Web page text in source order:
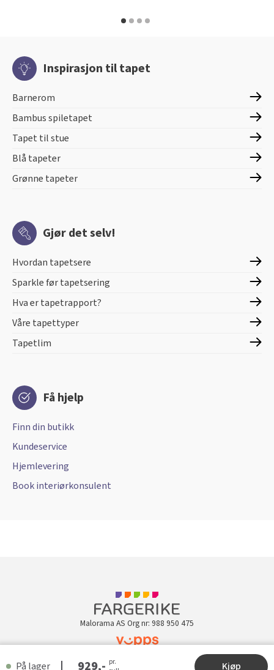
På lager 929,- pr.
Kjøp
Inspirasjon til tapet
Barnerom
Bambus spiletapet
Tapet til stue
Blå tapeter
Grønne tapeter
Gjør det selv!
Hvordan tapetsere
Sparkle før tapetsering
Hva er tapetrapport?
Våre tapettyper
Tapetlim
Få hjelp
Finn din butikk
Kundeservice
Hjemlevering
Book interiørkonsulent
Malorama AS Org nr: 988 950 475
Kundeklubb